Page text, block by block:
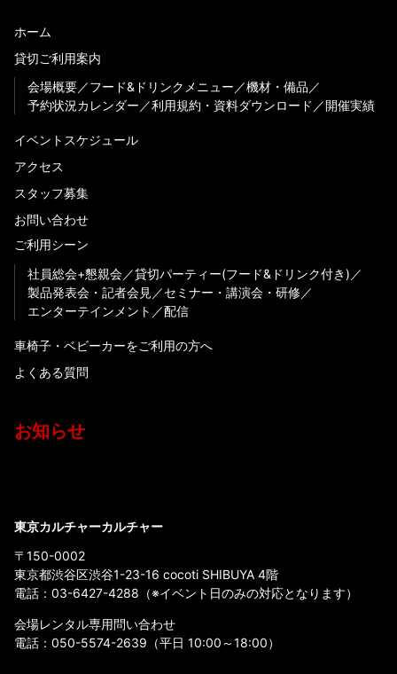
ホーム
貸切ご利用案内
会場概要
フード&ドリンクメニュー
機材・備品
予約状況カレンダー
利用規約・資料ダウンロード 開催実績
イベントスケジュール
アクセス
スタッフ募集
お問い合わせ
ご利用シーン
社員総会+懇親会
貸切パーティー(フード&ドリンク付き)
製品発表会・記者会見
セミナー・講演会・研修
エンターテインメント
配信
車椅子・ベビーカーをご利用の方へ
よくある質問
お知らせ
東京カルチャーカルチャー
〒150-0002
東京都渋谷区渋谷1-23-16 cocoti SHIBUYA 4階
電話： 03-6427-4288 （※イベント日のみの対応となります）
会場レンタル専用問い合わせ
電話： 050-5574-2639 （平日 10:00～18:00）